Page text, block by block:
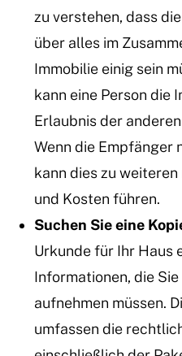
zu verstehen, dass
über alles im
Immobilie einig sein
kann eine Person die
Erlaubnis der
Wenn die Empfänger
kann dies zu
und Kosten führen.
Suchen Sie eine
Urkunde für Ihr Haus
Informationen, die
aufnehmen müssen.
umfassen die